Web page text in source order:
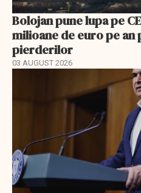
Bolojan pune lupa pe
milioane de euro pe
pierderilor
03 AUGUST 2026